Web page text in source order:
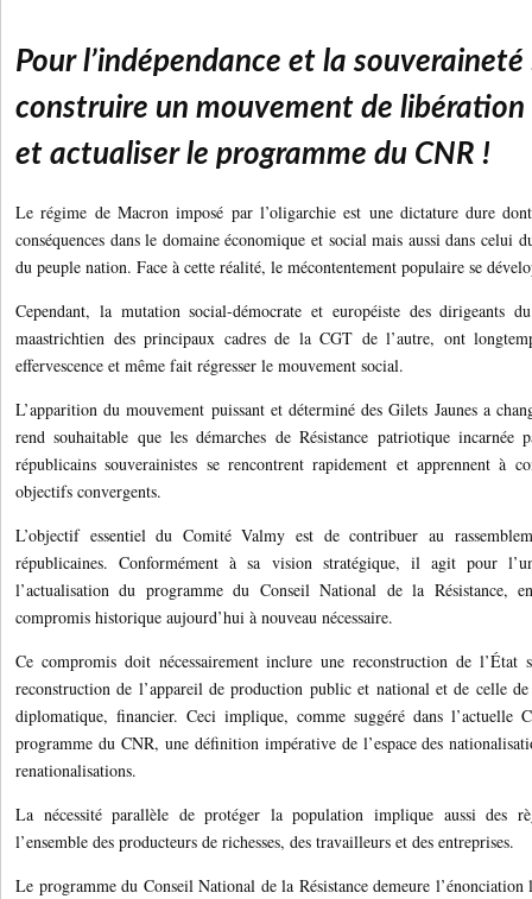
Pour l’indépendance et la souveraineté
construire un mouvement de
et actualiser le programme du CNR !
Le régime de Macron imposé par l’oligarchie est une dictature dure
conséquences dans le domaine économique et social mais aussi dans celui
du peuple nation. Face à cette réalité, le mécontentement populaire se
Cependant, la mutation social-démocrate et européiste des dirigeants
maastrichtien des principaux cadres de la CGT de l’autre, ont
effervescence et même fait régresser le mouvement social.
L’apparition du mouvement puissant et déterminé des Gilets Jaunes a
rend souhaitable que les démarches de Résistance patriotique incarnée
républicains souverainistes se rencontrent rapidement et apprennent à
objectifs convergents.
L’objectif essentiel du Comité Valmy est de contribuer au
républicaines. Conformément à sa vision stratégique, il agit pour
l’actualisation du programme du Conseil National de la Résistance,
compromis historique aujourd’hui à nouveau nécessaire.
Ce compromis doit nécessairement inclure une reconstruction de
reconstruction de l’appareil de production public et national et de celle
diplomatique, financier. Ceci implique, comme suggéré dans l’actuelle
programme du CNR, une définition impérative de l’espace des
renationalisations.
La nécessité parallèle de protéger la population implique aussi des
l’ensemble des producteurs de richesses, des travailleurs et des entreprises.
Le programme du Conseil National de la Résistance demeure